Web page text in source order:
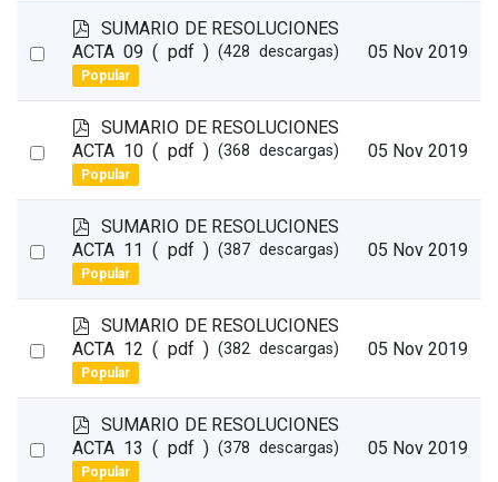
Select
p
d
f
SUMARIO DE RESOLUCIONES
ACTA 09 ( pdf ) (428 descargas)
Popular
05 Nov 2019
Select
p
d
f
SUMARIO DE RESOLUCIONES
ACTA 10 ( pdf ) (368 descargas)
Popular
05 Nov 2019
Select
p
d
f
SUMARIO DE RESOLUCIONES
ACTA 11 ( pdf ) (387 descargas)
Popular
05 Nov 2019
Select
p
d
f
SUMARIO DE RESOLUCIONES
ACTA 12 ( pdf ) (382 descargas)
Popular
05 Nov 2019
Select
p
d
f
SUMARIO DE RESOLUCIONES
ACTA 13 ( pdf ) (378 descargas)
Popular
05 Nov 2019